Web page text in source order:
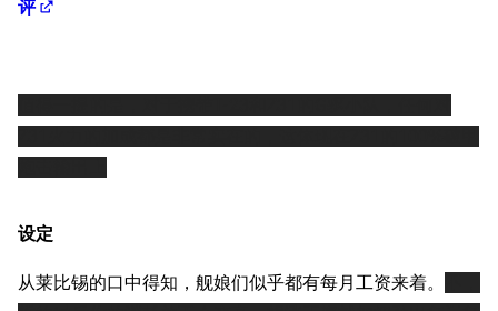
评
设定
从莱比锡的口中得知，舰娘们似乎都有每月工资来着。